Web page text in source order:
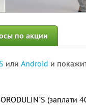
по акции
или Android и
(заплати